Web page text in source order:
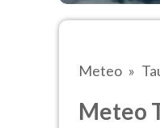
Meteo
Meteo